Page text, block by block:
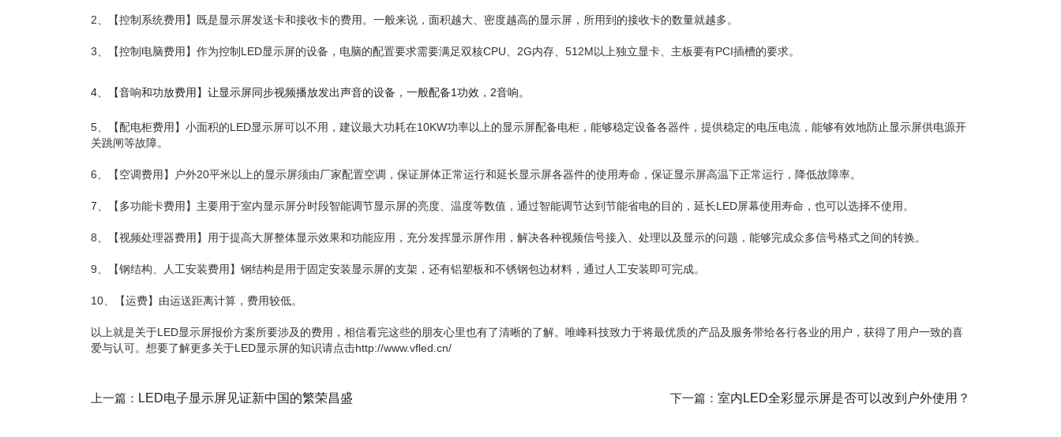
2、【控制系统费用】既是显示屏发送卡和接收卡的费用。一般来说，面积越大、密度越高的显示屏，所用到的接收卡的数量就越多。
3、【控制电脑费用】作为控制LED显示屏的设备，电脑的配置要求需要满足双核CPU、2G内存、512M以上独立显卡、主板要有PCI插槽的要求。
4、【音响和功放费用】让显示屏同步视频播放发出声音的设备，一般配备1功效，2音响。
5、【配电柜费用】小面积的LED显示屏可以不用，建议最大功耗在10KW功率以上的显示屏配备电柜，能够稳定设备各器件，提供稳定的电压电流，能够有效地防止显示屏供电源开
关跳闸等故障。
6、【空调费用】户外20平米以上的显示屏须由厂家配置空调，保证屏体正常运行和延长显示屏各器件的使用寿命，保证显示屏高温下正常运行，降低故障率。
7、【多功能卡费用】主要用于室内显示屏分时段智能调节显示屏的亮度、温度等数值，通过智能调节达到节能省电的目的，延长LED屏幕使用寿命，也可以选择不使用。
8、【视频处理器费用】用于提高大屏整体显示效果和功能应用，充分发挥显示屏作用，解决各种视频信号接入、处理以及显示的问题，能够完成众多信号格式之间的转换。
9、【钢结构、人工安装费用】钢结构是用于固定安装显示屏的支架，还有铝塑板和不锈钢包边材料，通过人工安装即可完成。
10、【运费】由运送距离计算，费用较低。
以上就是关于LED显示屏报价方案所要涉及的费用，相信看完这些的朋友心里也有了清晰的了解。唯峰科技致力于将最优质的产品及服务带给各行各业的用户，获得了用户一致的喜
爱与认可。想要了解更多关于LED显示屏的知识请点击http://www.vfled.cn/
上一篇： LED电子显示屏见证新中国的繁荣昌盛 下一篇： 室内LED全彩显示屏是否可以改到户外使用？